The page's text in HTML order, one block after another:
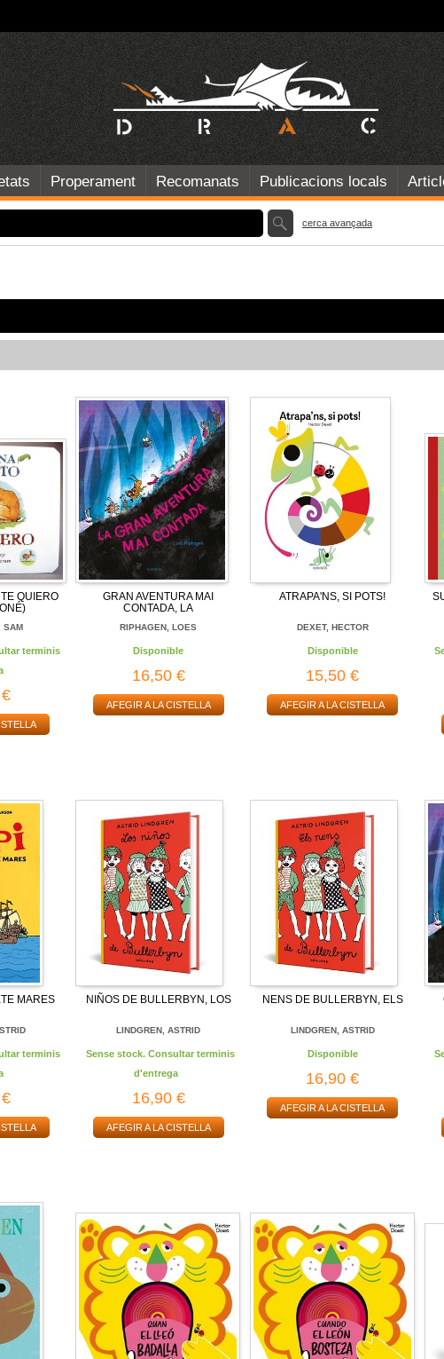
Properament Recomanats Publicacions locals
cerca avançada
QUIERO
SAM
terminis
GRAN AVENTURA MAI
CONTADA, LA
RIPHAGEN, LOES
Disponible
16,50 €
AFEGIR A LA CISTELLA
ATRAPA'NS, SI POTS!
DEXET, HECTOR
Disponible
15,50 €
AFEGIR A LA CISTELLA
MARES
terminis
NIÑOS DE BULLERBYN, LOS
LINDGREN, ASTRID
Sense stock. Consultar terminis
d'entrega
16,90 €
AFEGIR A LA CISTELLA
NENS DE BULLERBYN, ELS
LINDGREN, ASTRID
Disponible
16,90 €
AFEGIR A LA CISTELLA